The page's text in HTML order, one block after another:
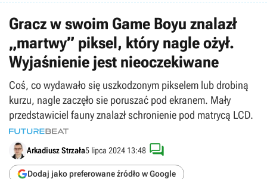
Gracz w swoim Game Boyu znalazł
„martwy” piksel, który nagle ożył.
Wyjaśnienie jest nieoczekiwane
Coś, co wydawało się uszkodzonym pikselem lub drobiną
kurzu, nagle zaczęło sie poruszać pod ekranem. Mały
przedstawiciel fauny znalazł schronienie pod matrycą LCD.
Arkadiusz Strzała5 lipca 2024 13:48
Dodaj jako preferowane źródło w Google
